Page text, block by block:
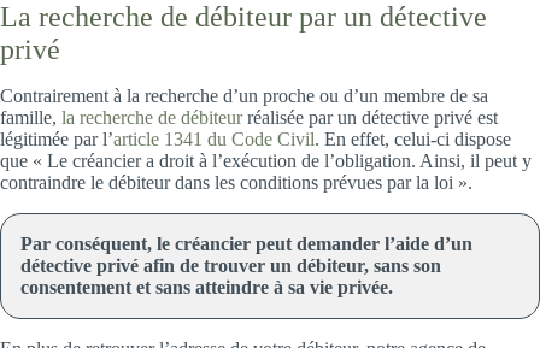
La recherche de débiteur par un détective
privé
Contrairement à la recherche d’un proche ou d’un membre de sa
famille, la recherche de débiteurréalisée par un détective privé est
légitimée par l’article 1341 du Code Civil. En effet, celui-ci dispose
que « Le créancier a droit à l’exécution de l’obligation. Ainsi, il peut y
contraindre le débiteur dans les conditions prévues par la loi ».
Par conséquent, le créancier peut demander l’aide d’un
détective privé afin de trouver un débiteur, sans son
consentement et sans atteindre à sa vie privée.